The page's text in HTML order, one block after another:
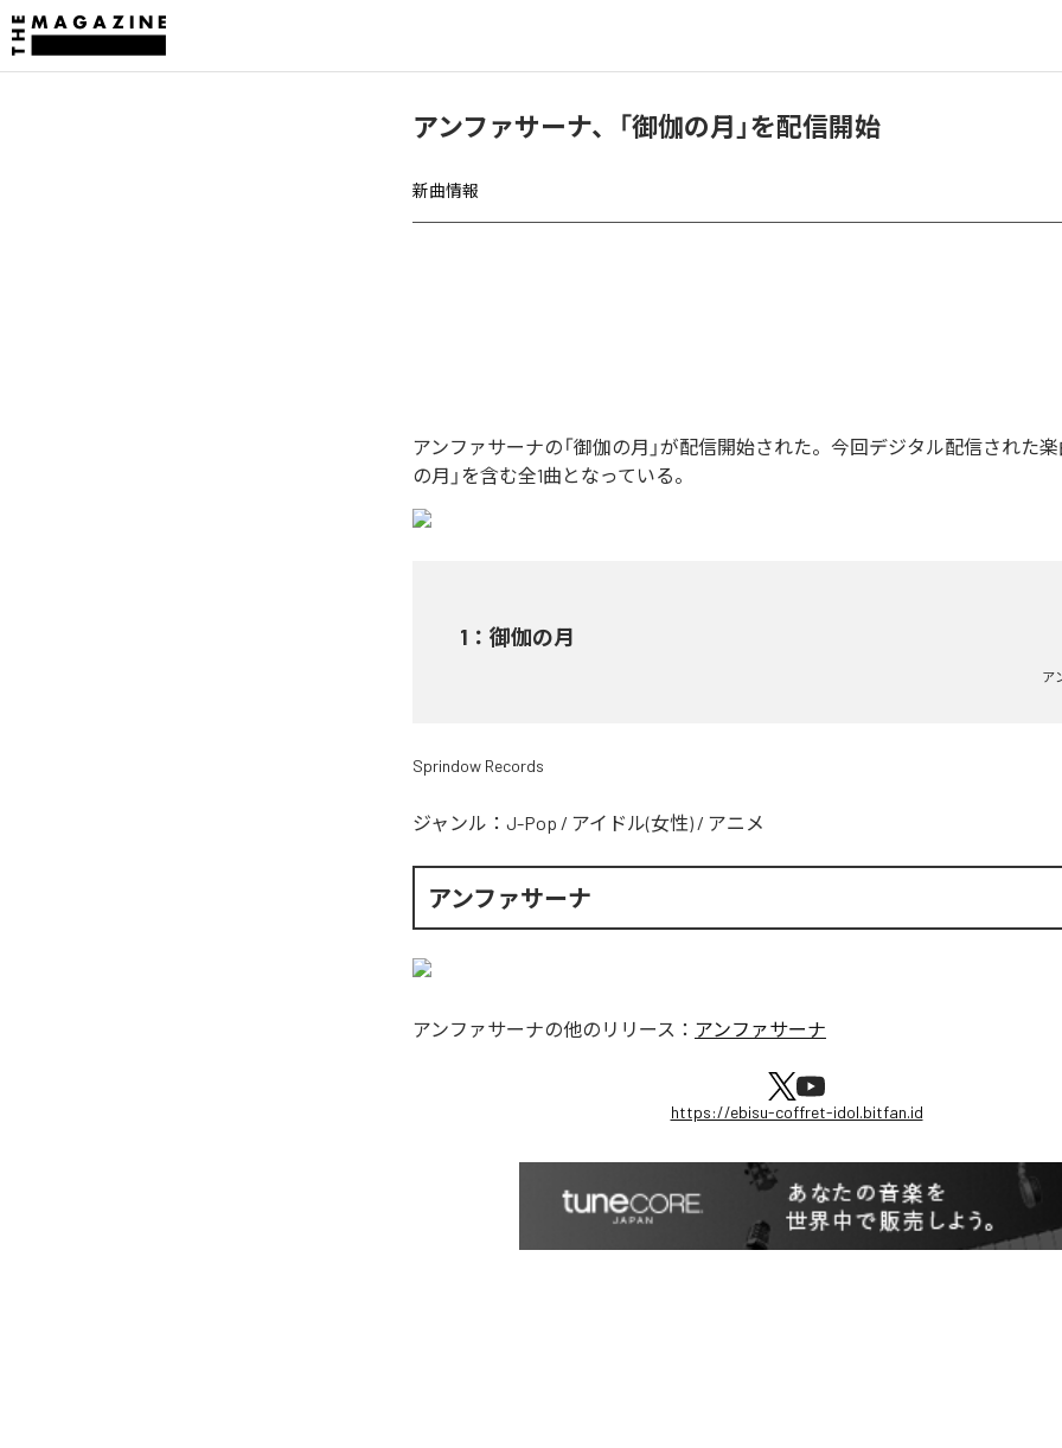
アンファサーナ、「御伽の月」を配信開始
新曲情報
アンファサーナの「御伽の月」が配信開始された。今回デジタル配信された楽
の月」を含む全1曲となっている。
1 ： 御伽の月
ア
Sprindow Records
ジャンル： J-Pop / アイドル(女性) / アニメ
アンファサーナ
アンファサーナの他のリリース： アンファサーナ
https://ebisu-coffret-idol.bitfan.id